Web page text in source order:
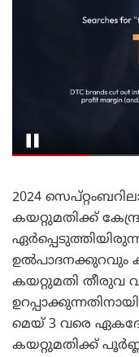
2024
കയറ്റുമതിക്ക്
ഉൽപാദനക്കുറവും
കയറ്റുമതി തീരുവ
മെയ് 3 വരെ
കയറ്റുമതിക്ക്